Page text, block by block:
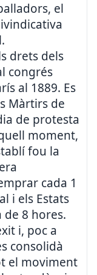
el
drets dels
congrés
al 1889. Es
Màrtirs de
de protesta
moment,
fou la
cada 1
i els Estats
8 hores.
i, poc a
consolidà
el moviment